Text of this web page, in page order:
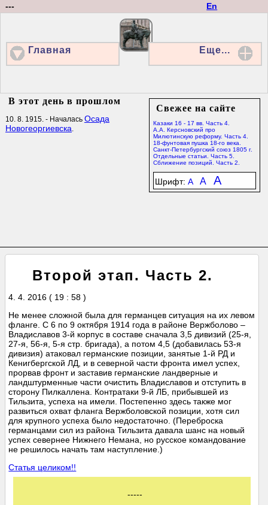
En
---
Главная Еще...
Свежее на сайте
Казаки 16 - 17 вв. Часть 4.
А.А. Керсновский про
Милютинскую реформу. Часть 4.
18-фунтовая пушка 18-го века.
Санкт-Петербургский союз 1805 г.
Отдельные статьи. Часть 5.
Сближение позиций. Часть 2.
Шрифт: A A A
В этот день в прошлом
10. 8. 1915. - Началась Осада
Новогеоргиевска.
Второй этап. Часть 2.
4. 4. 2016 ( 19 : 58 )
Не менее сложной была для германцев ситуация на их левом
фланге. С 6 по 9 октября 1914 года в районе Вержболово –
Владиславов 3-й корпус в составе сначала 3,5 дивизий (25-я,
27-я, 56-я, 5-я стр. бригада), а потом 4,5 (добавилась 53-я
дивизия) атаковал германские позиции, занятые 1-й РД и
Кенигбергской ЛД, и в северной части фронта имел успех,
прорвав фронт и заставив германские ландверные и
ландштурменные части очистить Владиславов и отступить в
сторону Пилкаллена. Контратаки 9-й ЛБ, прибывшей из
Тильзита, успеха на имели. Постепенно здесь также мог
развиться охват фланга Вержболовской позиции, хотя сил
для крупного успеха было недостаточно. (Переброска
германцами сил из района Тильзита давала шанс на новый
успех севернее Нижнего Немана, но русское командование
не решилось начать там наступление.)
Статья целиком!!
-----